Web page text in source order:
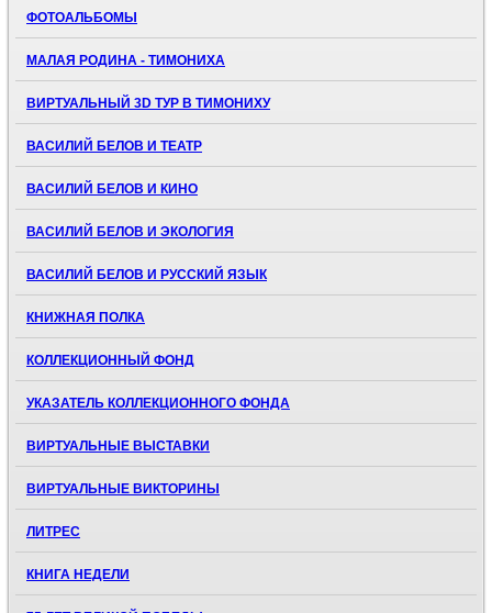
ФОТОАЛЬБОМЫ
МАЛАЯ РОДИНА - ТИМОНИХА
ВИРТУАЛЬНЫЙ 3D ТУР В ТИМОНИХУ
ВАСИЛИЙ БЕЛОВ И ТЕАТР
ВАСИЛИЙ БЕЛОВ И КИНО
ВАСИЛИЙ БЕЛОВ И ЭКОЛОГИЯ
ВАСИЛИЙ БЕЛОВ И РУССКИЙ ЯЗЫК
КНИЖНАЯ ПОЛКА
КОЛЛЕКЦИОННЫЙ ФОНД
УКАЗАТЕЛЬ КОЛЛЕКЦИОННОГО ФОНДА
ВИРТУАЛЬНЫЕ ВЫСТАВКИ
ВИРТУАЛЬНЫЕ ВИКТОРИНЫ
ЛИТРЕС
КНИГА НЕДЕЛИ